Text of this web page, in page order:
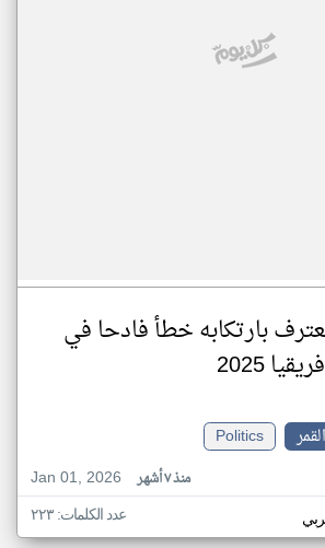
بارتكابه خطأ فادحا في
2025
Politics
Jan 01, 2026
منذ ٧ أشهر
عدد الكلمات: ٢٢٣